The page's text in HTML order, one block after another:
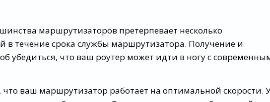
маршрутизаторов претерпевает несколько
в течение срока службы маршрутизатора. Получение и
убедиться, что ваш роутер может идти в ногу с
ваш маршрутизатор работает на оптимальной скорости.